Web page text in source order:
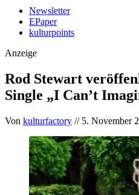
Newsletter
EPaper
kulturpoints
Anzeige
Rod Stewart
Single „I Can’t
Von kulturfactory // 5. November